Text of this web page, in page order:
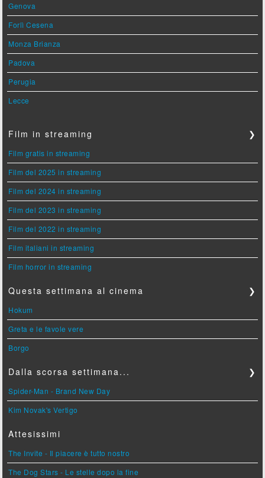
Genova
Forlì Cesena
Monza Brianza
Padova
Perugia
Lecce
Film in streaming ❯
Film gratis in streaming
Film del 2025 in streaming
Film del 2024 in streaming
Film del 2023 in streaming
Film del 2022 in streaming
Film italiani in streaming
Film horror in streaming
Questa settimana al cinema ❯
Hokum
Greta e le favole vere
Borgo
Dalla scorsa settimana... ❯
Spider-Man - Brand New Day
Kim Novak's Vertigo
Attesissimi
The Invite - Il piacere è tutto nostro
The Dog Stars - Le stelle dopo la fine